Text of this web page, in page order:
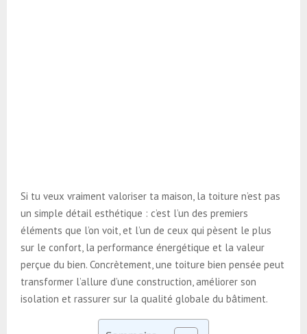
Si tu veux vraiment valoriser ta maison, la toiture n’est pas
un simple détail esthétique : c’est l’un des premiers
éléments que l’on voit, et l’un de ceux qui pèsent le plus
sur le confort, la performance énergétique et la valeur
perçue du bien. Concrètement, une toiture bien pensée peut
transformer l’allure d’une construction, améliorer son
isolation et rassurer sur la qualité globale du bâtiment.